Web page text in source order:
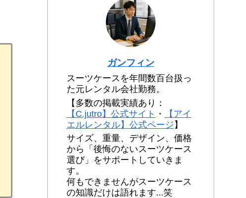
ガンフィン
スーツケースを年間数百台扱っ
た元レンタル会社勤務。
【多数の掲載実績あり：
【C.jutro】公式サイト ・
【アイ
エルレンタル】公式ページ 】
サイズ、重量、デザイン、価格
から「後悔のないスーツケース
選び」をサポートしていきま
す。
何もできませんがスーツケース
の知識だけは語れます...笑